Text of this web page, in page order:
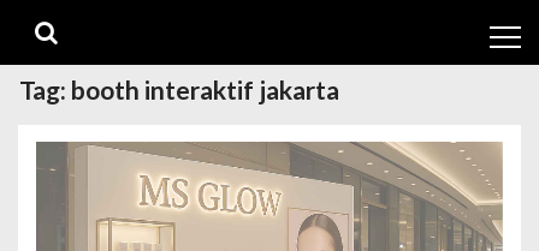
navigation
content
Tag: booth interaktif jakarta